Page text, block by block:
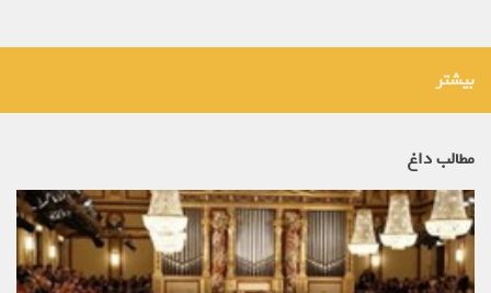
بیشتر
مطالب داغ